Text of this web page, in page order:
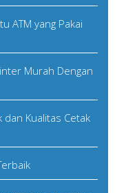
ATM yang Pakai
Murah Dengan
dan Kualitas Cetak